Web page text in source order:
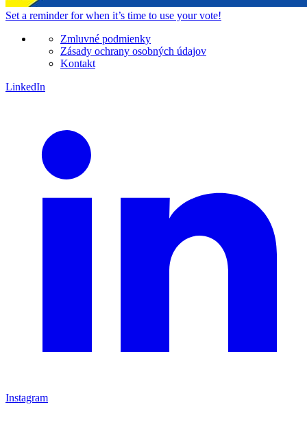
Set a reminderfor when it’s time to use your vote!
Zmluvné podmienky
Zásady ochrany osobných údajov
Kontakt
LinkedIn
Instagram